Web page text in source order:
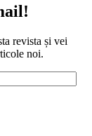
revista și vei
noi.